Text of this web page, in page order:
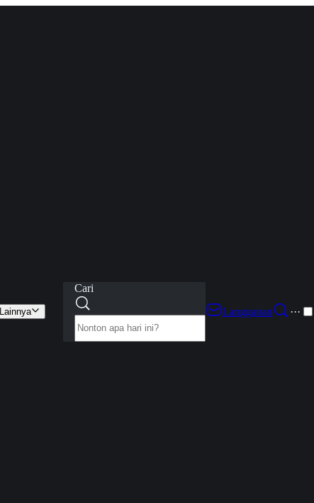
Lainnya
Cari
Langganan
···